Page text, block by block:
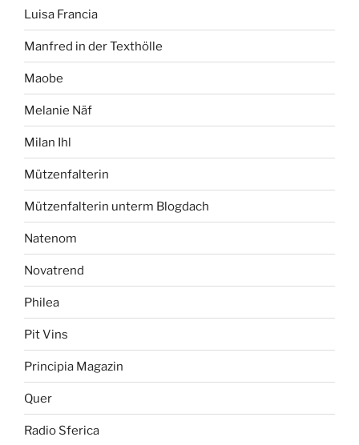
Luisa Francia
Manfred in der Texthölle
Maobe
Melanie Näf
Milan Ihl
Mützenfalterin
Mützenfalterin unterm Blogdach
Natenom
Novatrend
Philea
Pit Vins
Principia Magazin
Quer
Radio Sferica